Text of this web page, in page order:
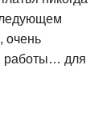
очень
работы… для